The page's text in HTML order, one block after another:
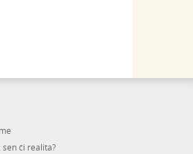
sen či realita?